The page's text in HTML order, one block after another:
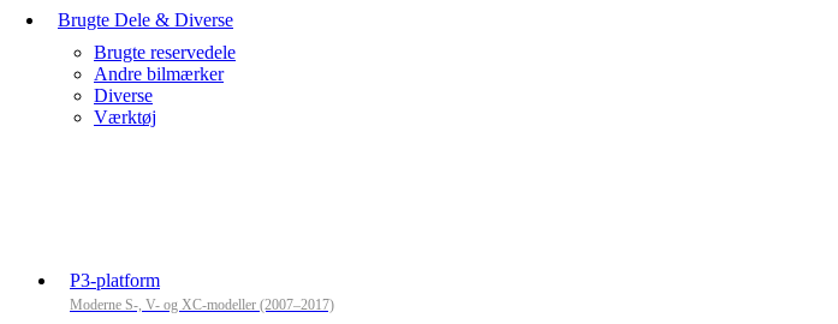
Brugte Dele & Diverse
Brugte reservedele
Andre bilmærker
Diverse
Værktøj
P3-platform
Moderne S-, V- og XC-modeller (2007–2017)